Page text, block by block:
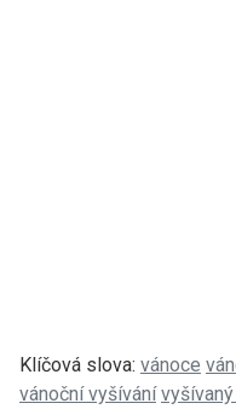
Klíčová slova: vánoce
vánoční vyšívání